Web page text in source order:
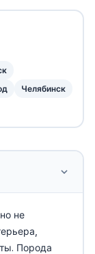
не
Порода
Челябинск